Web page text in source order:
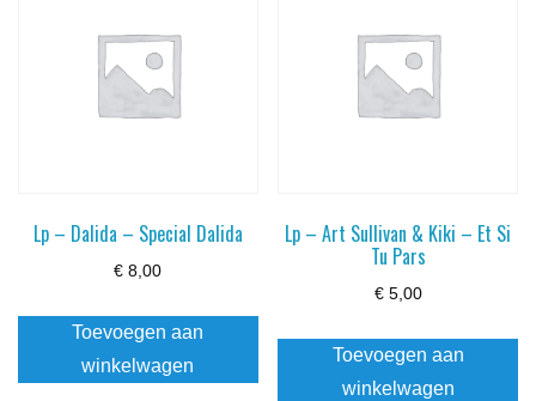
Lp – Dalida – Special Dalida
€ 8,00
Toevoegen aan
winkelwagen
Lp – Art Sullivan & Kiki – Et Si
Tu Pars
€5,00
Toevoegen aan
winkelwagen